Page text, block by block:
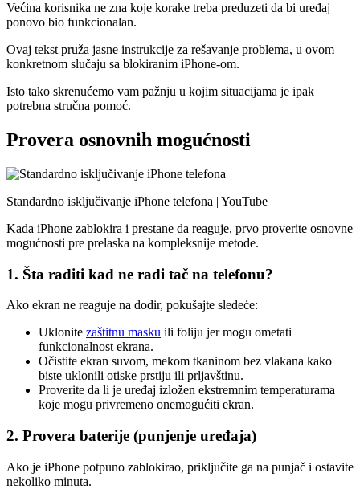
Većina korisnika ne zna koje korake treba preduzeti da bi uređaj
ponovo bio funkcionalan.
Ovaj tekst pruža jasne instrukcije za rešavanje problema, u ovom
konkretnom slučaju sa blokiranim iPhone-om.
Isto tako skrenućemo vam pažnju u kojim situacijama je ipak
potrebna stručna pomoć.
Provera osnovnih mogućnosti
Standardno isključivanje iPhone telefona | YouTube
Kada iPhone zablokira i prestane da reaguje, prvo proverite osnovne
mogućnosti pre prelaska na kompleksnije metode.
1. Šta raditi kad ne radi tač na telefonu?
Ako ekran ne reaguje na dodir, pokušajte sledeće:
Uklonite zaštitnu masku ili foliju jer mogu ometati
funkcionalnost ekrana.
Očistite ekran suvom, mekom tkaninom bez vlakana kako
biste uklonili otiske prstiju ili prljavštinu.
Proverite da li je uređaj izložen ekstremnim temperaturama
koje mogu privremeno onemogućiti ekran.
2. Provera baterije (punjenje uređaja)
Ako je iPhone potpuno zablokirao, priključite ga na punjač i ostavite
nekoliko minuta.